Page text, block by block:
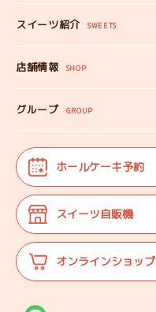
ホールケーキ予約
スイーツ自販機
オンラインショップ
工房見学
みいちゃんのSDGS
お仕事体験
よくある質問
スイーツ紹介 SWEETS
みいちゃんのスイーツ
オンラインショップ
店舗情報 SHOP
店舗情報
マップ
法人･団体様向け
ご案内
代表プロフィール
登壇実績
グループ GROUP
株式会社TANEBI
Shining Children
自分探しを